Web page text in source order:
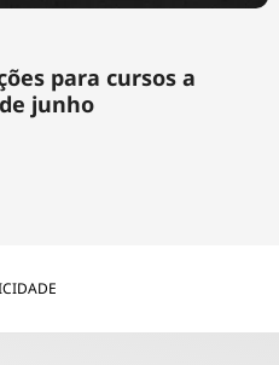
para cursos a
junho